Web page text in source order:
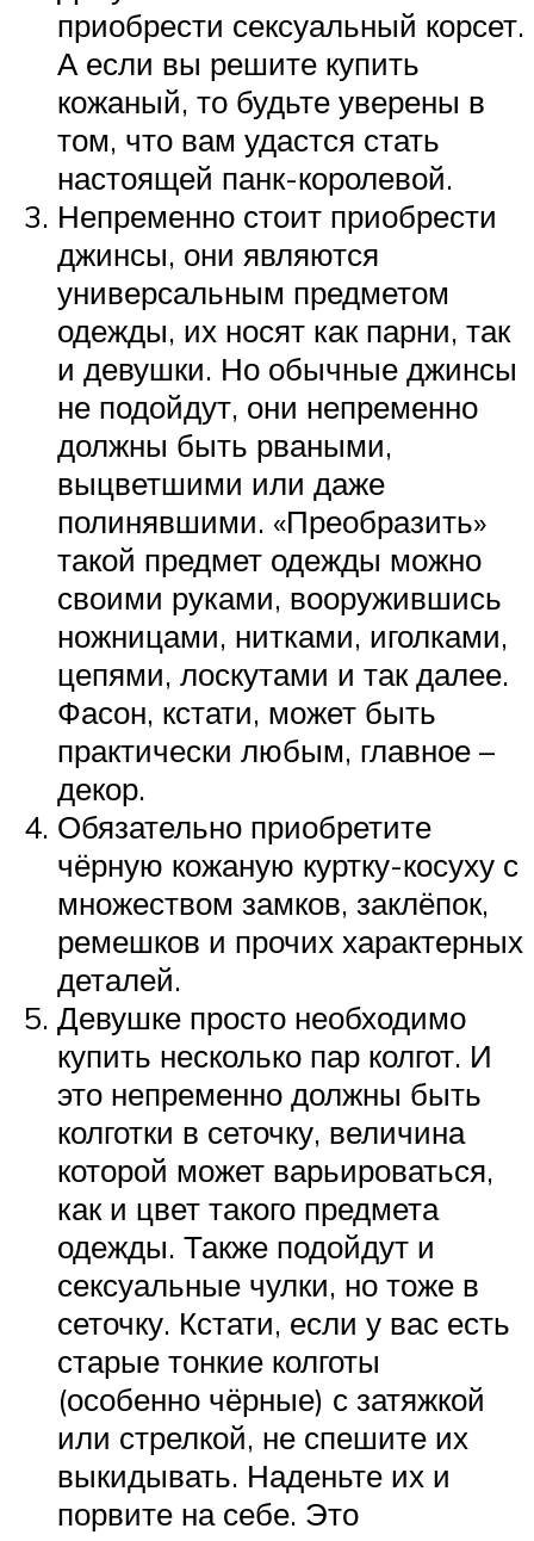
приобрести сексуальный корсет.
А если вы решите купить
кожаный, то будьте уверены в
том, что вам удастся стать
настоящей панк-королевой.
Непременно стоит приобрести
джинсы, они являются
универсальным предметом
одежды, их носят как парни, так
и девушки. Но обычные джинсы
не подойдут, они непременно
должны быть рваными,
выцветшими или даже
полинявшими. «Преобразить»
такой предмет одежды можно
своими руками, вооружившись
ножницами, нитками, иголками,
цепями, лоскутами и так далее.
Фасон, кстати, может быть
практически любым, главное –
декор.
Обязательно приобретите
чёрную кожаную куртку-косуху с
множеством замков, заклёпок,
ремешков и прочих характерных
деталей.
Девушке просто необходимо
купить несколько пар колгот. И
это непременно должны быть
колготки в сеточку, величина
которой может варьироваться,
как и цвет такого предмета
одежды. Также подойдут и
сексуальные чулки, но тоже в
сеточку. Кстати, если у вас есть
старые тонкие колготы
(особенно чёрные) с затяжкой
или стрелкой, не спешите их
выкидывать. Наденьте их и
порвите на себе. Это